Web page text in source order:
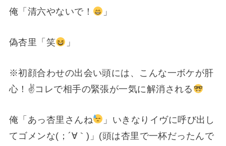
俺「清六やないで！ 」
偽杏里「笑 」
※初顔合わせの出会い頭には、こんな一ボケが肝
心！✌コレで相手の緊張が一気に解消される
俺「あっ杏里さんね
」いきなりイヴに呼び出し
てゴメンな(；´∀｀)」(頭は杏里で一杯だったんで